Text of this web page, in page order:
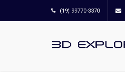
(19) 99770-3370